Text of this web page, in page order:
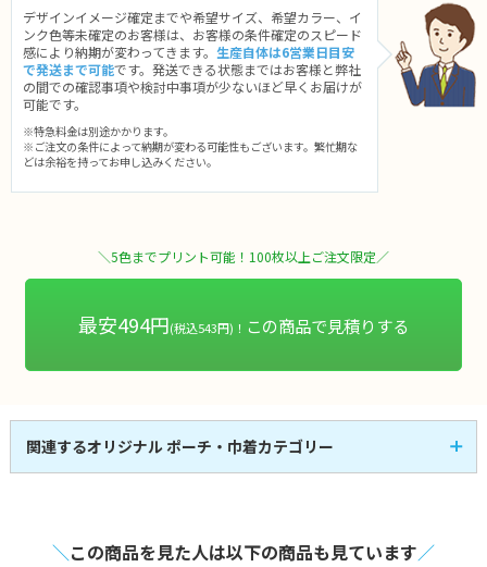
デザインイメージ確定までや希望サイズ、希望カラー、イ
ンク色等未確定のお客様は、お客様の条件確定のスピード
感により納期が変わってきます。 生産自体は6営業日目安
で発送まで可能です。発送できる状態まではお客様と弊社
の間での確認事項や検討中事項が少ないほど早くお届けが
可能です。
※特急料金は別途かかります。
※ご注文の条件によって納期が変わる可能性もございます。繁忙期な
どは余裕を持ってお申し込みください。
＼5色までプリント可能！100枚以上ご注文限定／
最安494円(税込543円)！ この商品で見積りする
関連するオリジナル ポーチ・巾着カテゴリー
＼この商品を見た人は以下の商品も見ています／